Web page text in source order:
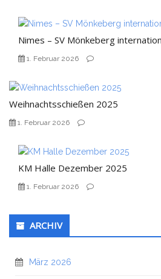
Nimes – SV Mönkeberg
1. Februar 2026
Weihnachtsschießen 2025
1. Februar 2026
KM Halle Dezember 2025
1. Februar 2026
ARCHIV
März 2026